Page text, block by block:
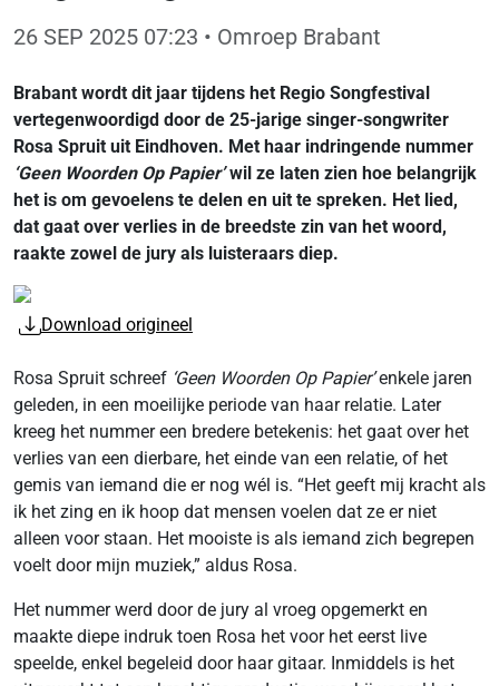
26 SEP 2025 07:23 • Omroep Brabant
Brabant wordt dit jaar tijdens het Regio Songfestival
vertegenwoordigd door de 25-jarige singer-songwriter
Rosa Spruit uit Eindhoven. Met haar indringende nummer
‘Geen Woorden Op Papier’wil ze laten zien hoe belangrijk
het is om gevoelens te delen en uit te spreken. Het lied,
dat gaat over verlies in de breedste zin van het woord,
raakte zowel de jury als luisteraars diep.
Download origineel
Rosa Spruit schreef ‘Geen Woorden Op Papier’enkele jaren
geleden, in een moeilijke periode van haar relatie. Later
kreeg het nummer een bredere betekenis: het gaat over het
verlies van een dierbare, het einde van een relatie, of het
gemis van iemand die er nog wél is. “Het geeft mij kracht als
ik het zing en ik hoop dat mensen voelen dat ze er niet
alleen voor staan. Het mooiste is als iemand zich begrepen
voelt door mijn muziek,” aldus Rosa.
Het nummer werd door de jury al vroeg opgemerkt en
maakte diepe indruk toen Rosa het voor het eerst live
speelde, enkel begeleid door haar gitaar. Inmiddels is het